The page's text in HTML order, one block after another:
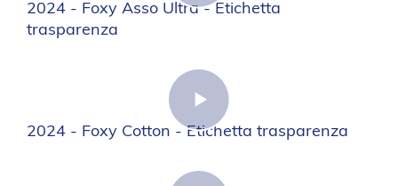
2024 - Foxy Asso Ultra - Etichetta
trasparenza
2024 - Foxy Cotton - Etichetta trasparenza